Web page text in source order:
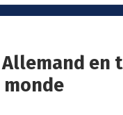
Allemand en